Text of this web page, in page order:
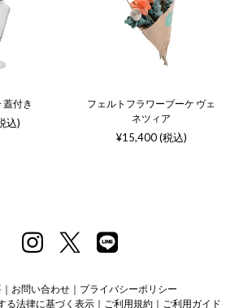
蓋付き
込)
フェルトフラワーブーケ ヴェ
ネツィア
¥15,400 (税込)
お問い合わせ
プライバシーポリシー
る法律に基づく表示
ご利用規約 ご利用ガイド